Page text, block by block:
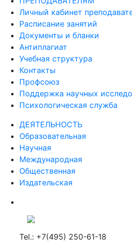
Личный кабинет
Расписание занятий
Документы и бланки
Антиплагиат
Учебная структура
Контакты
Профсоюз
Поддержка научных
Психологическая служба
ДЕЯТЕЛЬНОСТЬ
Образовательная
Научная
Международная
Общественная
Издательская
Tel.: +7(495) 250-61-18